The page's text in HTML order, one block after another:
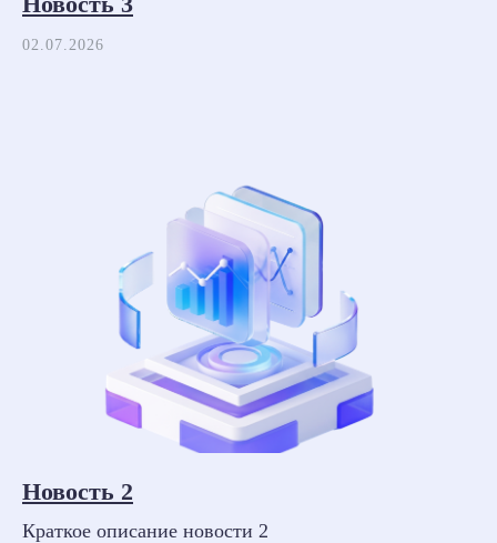
02.07.2026
Новость 2
Краткое описание новости 2